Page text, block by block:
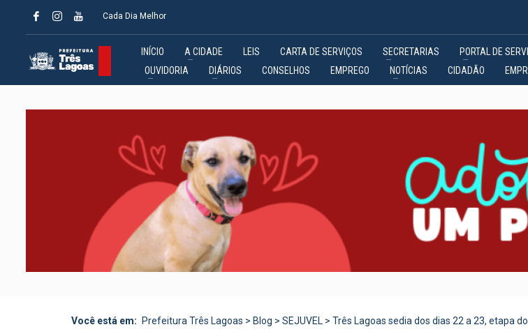
Cada Dia Melhor
INÍCIO A CIDADE LEIS CARTA DE SERVIÇOS SECRETARIAS PORTAL DE
OUVIDORIA
DIÁRIOS CONSELHOS EMPREGO NOTÍCIAS CIDADÃO
Você está em: Prefeitura Três Lagoas > Blog > SEJUVEL > Três Lagoas sedia dos dias 22 a 23, etapa